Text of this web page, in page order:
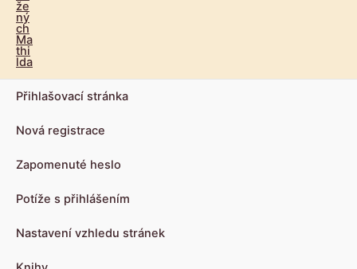
Přihlašovací stránka
Nová registrace
Zapomenuté heslo
Potíže s přihlášením
Nastavení vzhledu stránek